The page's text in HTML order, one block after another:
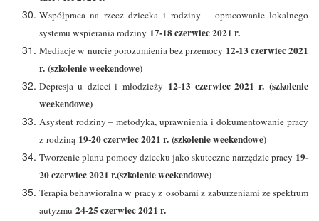
Współpraca na rzecz dziecka i rodziny – opracowanie lokalnego
systemu wspierania rodziny 17-18 czerwiec 2021 r.
Mediacje w nurcie porozumienia bez przemocy 12-13 czerwiec 2021
r. (szkolenie weekendowe)
Depresja u dzieci i młodzieży 12-13 czerwiec 2021 r. (szkolenie
weekendowe)
Asystent rodziny – metodyka, uprawnienia i dokumentowanie pracy
z rodziną 19-20 czerwiec 2021 r. (szkolenie weekendowe)
Tworzenie planu pomocy dziecku jako skuteczne narzędzie pracy 19-
20 czerwiec 2021 r.(szkolenie weekendowe)
Terapia behawioralna w pracy z osobami z zaburzeniami ze spektrum
autyzmu 24-25 czerwiec 2021 r.